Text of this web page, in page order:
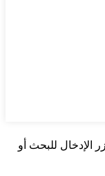
الإدخال للبحث أو